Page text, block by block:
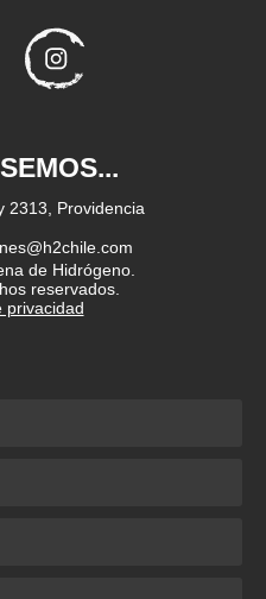
2313, Providencia
de Hidrógeno.
reservados.
privacidad